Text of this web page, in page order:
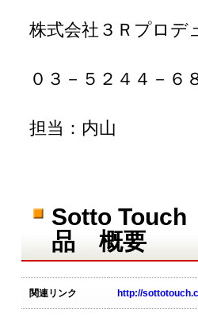
株式会社３Ｒプロデ
０３－５２４４－６
担当：内山
Sotto Touch
品 概要
関連リンク http://